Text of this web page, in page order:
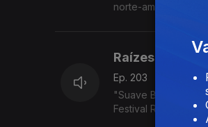
norte-americano
Raízes
Ep. 203
17 dez.
"Suave Bruta - Eda
Festival Rudolstadt.